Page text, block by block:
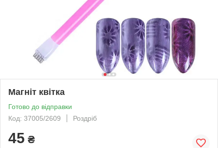
Магніт квітка
Готово до відправки
Код: 37005/2609
Роздріб
45 ₴